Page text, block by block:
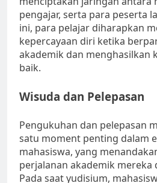
pengajar, serta para peserta
ini, para pelajar diharapkan
kepercayaan diri ketika
akademik dan menghasilkan
baik.
Wisuda dan Pelepasan
Pengukuhan dan pelepasan
satu moment penting dalam
mahasiswa, yang
perjalanan akademik
Pada saat yudisium,